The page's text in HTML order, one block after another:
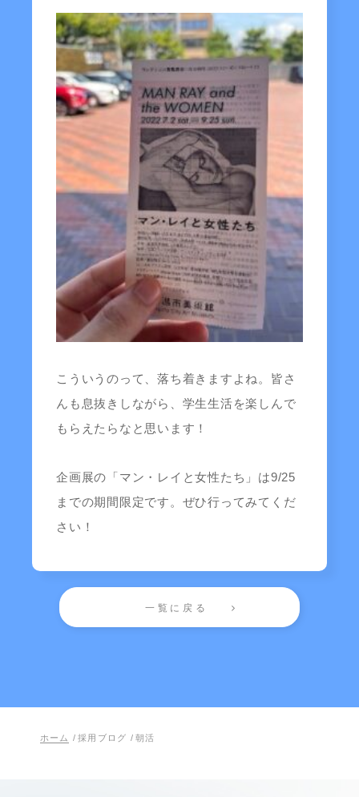
こういうのって、落ち着きますよね。皆さ
んも息抜きしながら、学生生活を楽しんで
もらえたらなと思います！
企画展の「マン・レイと女性たち」は9/25
までの期間限定です。ぜひ行ってみてくだ
さい！
一覧に戻る
ホーム / 採用ブログ / 朝活